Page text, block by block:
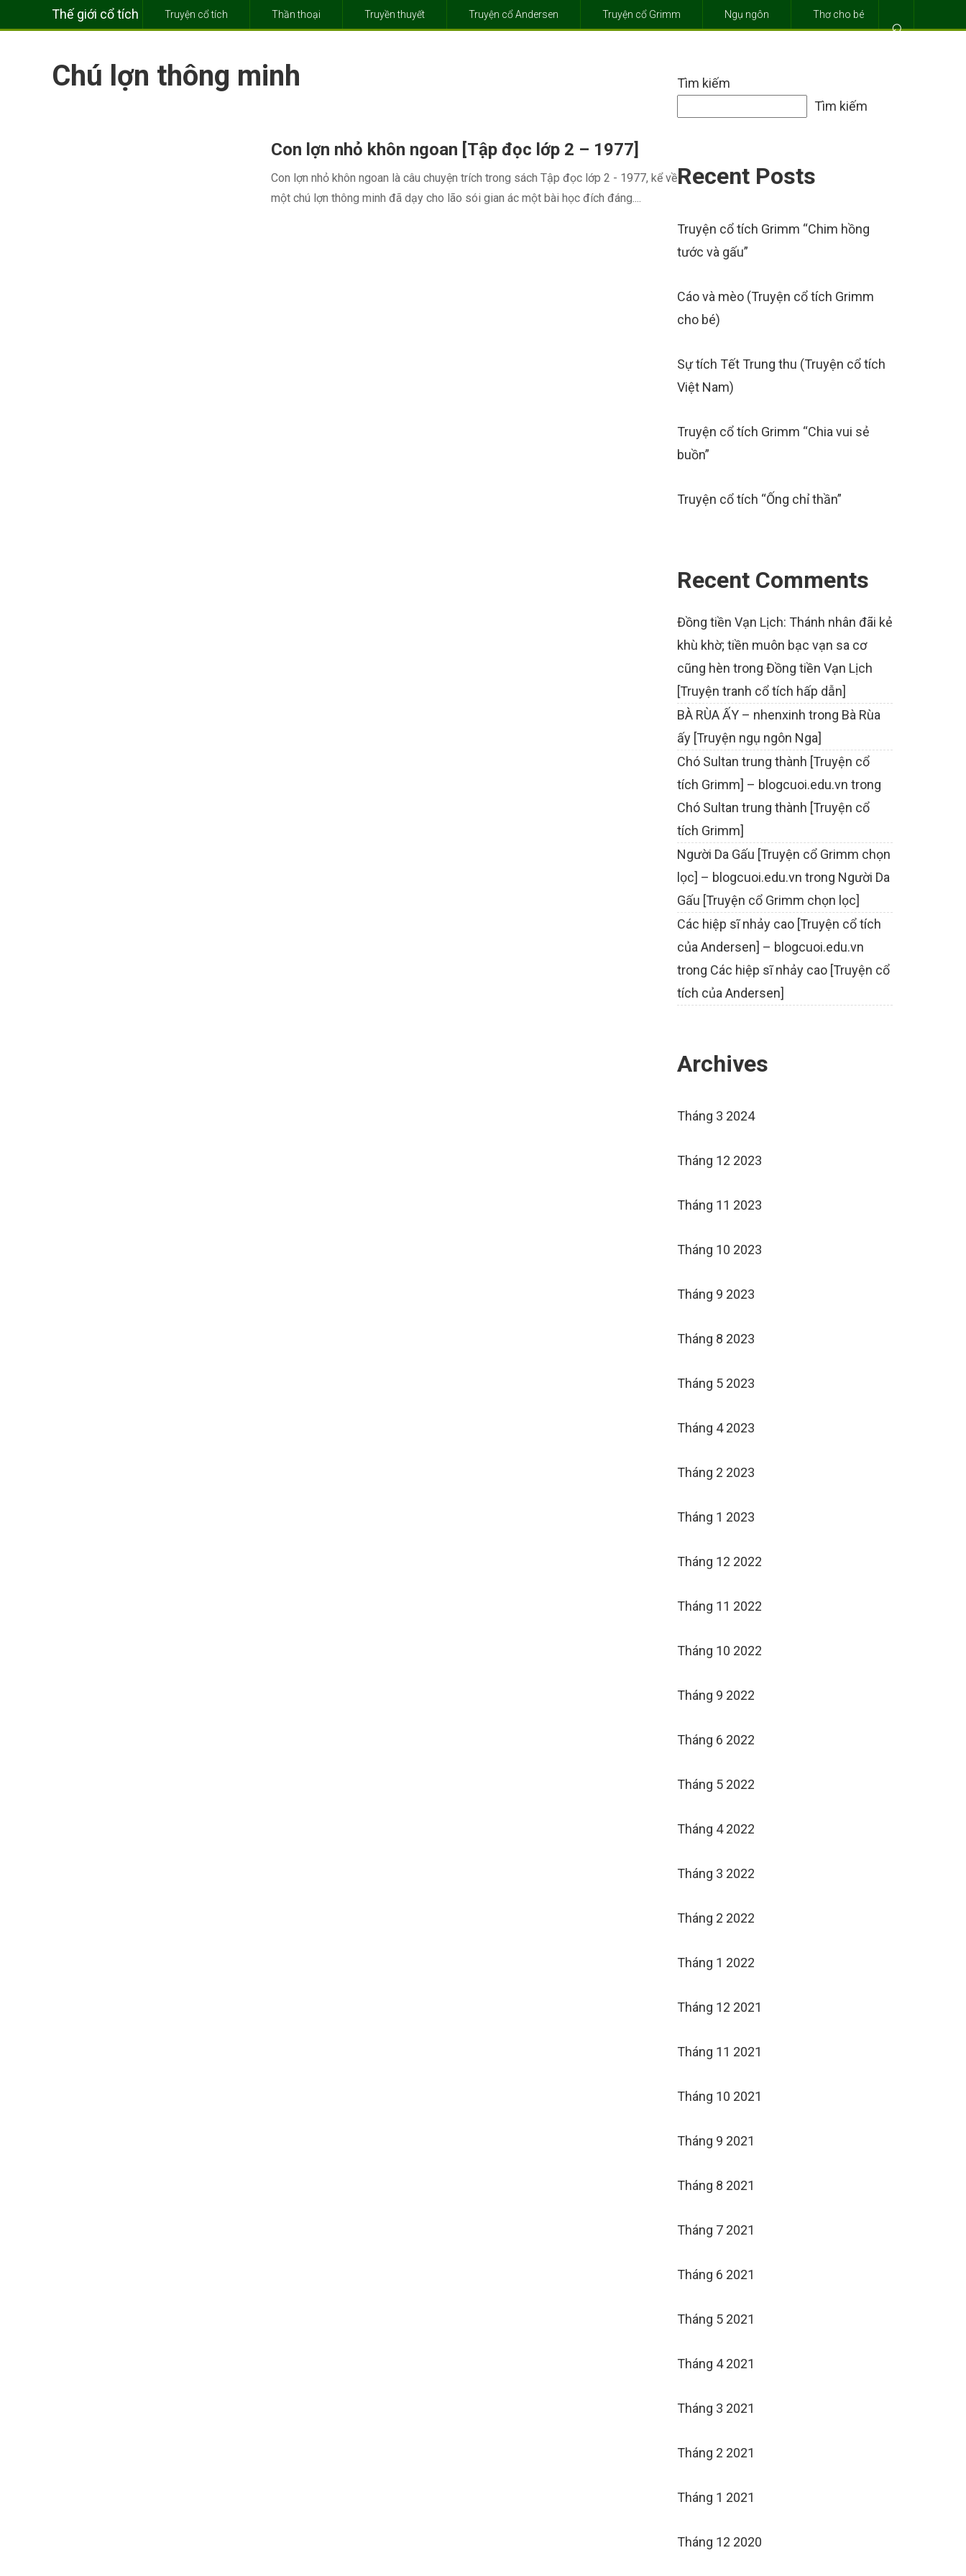
Thế giới cổ tích
⌕
Truyện cổ tích Thần thoại Truyền thuyết Truyện cổ Andersen Truyện cổ Grimm Ngụ ngôn Thơ cho bé
Chú lợn thông minh
Con lợn nhỏ khôn ngoan [Tập đọc lớp 2 – 1977]
Con lợn nhỏ khôn ngoan là câu chuyện trích trong sách Tập đọc lớp 2 - 1977, kể về
một chú lợn thông minh đã dạy cho lão sói gian ác một bài học đích đáng....
Tìm kiếm
Tìm kiếm
Recent Posts
Truyện cổ tích Grimm “Chim hồng
tước và gấu”
Cáo và mèo (Truyện cổ tích Grimm
cho bé)
Sự tích Tết Trung thu (Truyện cổ tích
Việt Nam)
Truyện cổ tích Grimm “Chia vui sẻ
buồn”
Truyện cổ tích “Ống chỉ thần”
Recent Comments
Đồng tiền Vạn Lịch: Thánh nhân đãi kẻ
khù khờ; tiền muôn bạc vạn sa cơ
cũng hèn trong Đồng tiền Vạn Lịch
[Truyện tranh cổ tích hấp dẫn]
BÀ RÙA ẤY – nhenxinh trong Bà Rùa
ấy [Truyện ngụ ngôn Nga]
Chó Sultan trung thành [Truyện cổ
tích Grimm] – blogcuoi.edu.vn trong
Chó Sultan trung thành [Truyện cổ
tích Grimm]
Người Da Gấu [Truyện cổ Grimm chọn
lọc] – blogcuoi.edu.vn trong Người Da
Gấu [Truyện cổ Grimm chọn lọc]
Các hiệp sĩ nhảy cao [Truyện cổ tích
của Andersen] – blogcuoi.edu.vn
trong Các hiệp sĩ nhảy cao [Truyện cổ
tích của Andersen]
Archives
Tháng 3 2024
Tháng 12 2023
Tháng 11 2023
Tháng 10 2023
Tháng 9 2023
Tháng 8 2023
Tháng 5 2023
Tháng 4 2023
Tháng 2 2023
Tháng 1 2023
Tháng 12 2022
Tháng 11 2022
Tháng 10 2022
Tháng 9 2022
Tháng 6 2022
Tháng 5 2022
Tháng 4 2022
Tháng 3 2022
Tháng 2 2022
Tháng 1 2022
Tháng 12 2021
Tháng 11 2021
Tháng 10 2021
Tháng 9 2021
Tháng 8 2021
Tháng 7 2021
Tháng 6 2021
Tháng 5 2021
Tháng 4 2021
Tháng 3 2021
Tháng 2 2021
Tháng 1 2021
Tháng 12 2020